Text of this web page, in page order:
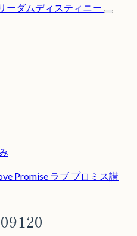
Promise ラブ プロミス講